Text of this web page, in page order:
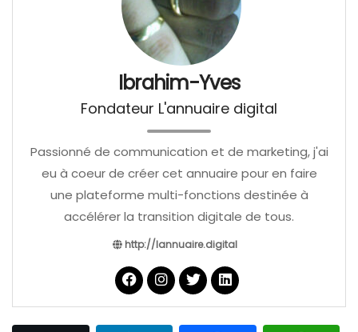
Ibrahim-Yves
Fondateur L'annuaire digital
Passionné de communication et de marketing, j'ai
eu à coeur de créer cet annuaire pour en faire
une plateforme multi-fonctions destinée à
accélérer la transition digitale de tous.
http://lannuaire.digital